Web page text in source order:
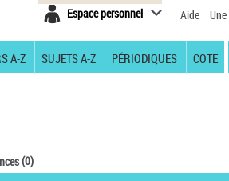
Espace personnel Aide
A-Z SUJETS A-Z PÉRIODIQUES COTE
(0)